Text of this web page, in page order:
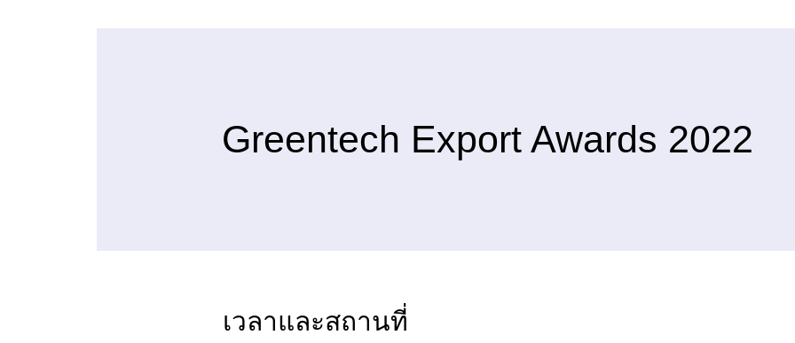
Greentech Export Awards 2022
เวลาและสถานที่